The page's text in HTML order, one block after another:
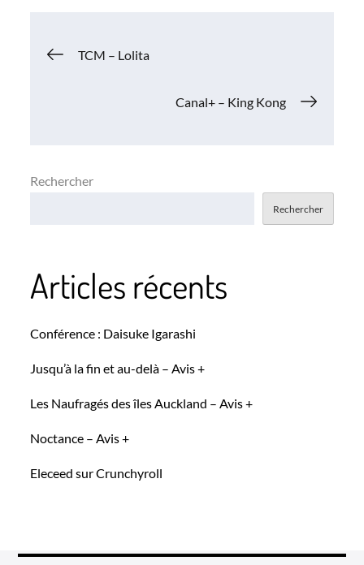
Navigation
TCM – Lolita
Canal+ – King Kong
Rechercher
Rechercher
Articles récents
Conférence : Daisuke Igarashi
Jusqu’à la fin et au-delà – Avis +
Les Naufragés des îles Auckland – Avis +
Noctance – Avis +
Eleceed sur Crunchyroll